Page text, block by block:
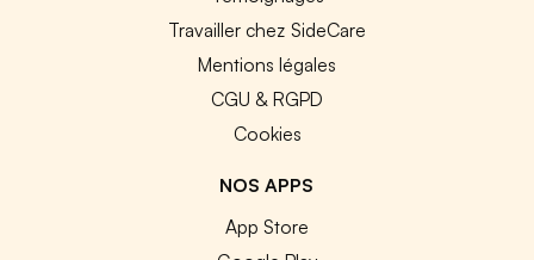
Travailler chez SideCare
Mentions légales
CGU & RGPD
Cookies
NOS APPS
App Store